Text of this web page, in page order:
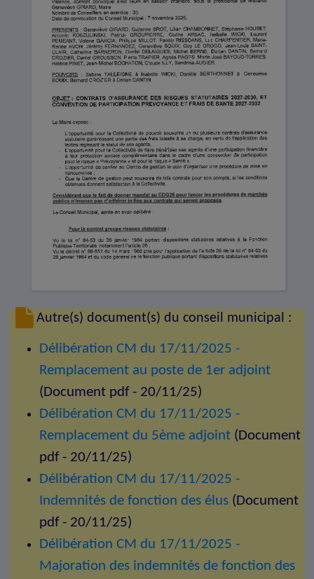
Autre(s) document(s) du conseil municipal :
Délibération CM du 17/11/2025 -
Remplacement au poste de 1er adjoint
(Document pdf - 20/11/25)
Délibération CM du 17/11/2025 -
Remplacement du 5ème adjoint(Document
pdf - 20/11/25)
Délibération CM du 17/11/2025 -
Indemnités de fonction des élus(Document
pdf - 20/11/25)
Délibération CM du 17/11/2025 -
Majoration des indemnités de fonction des